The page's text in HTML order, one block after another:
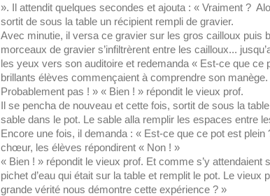
». Il attendit quelques secondes et ajouta : « Vraiment ?
sortit de sous la table un récipient rempli de gravier.
Avec minutie, il versa ce gravier sur les gros cailloux puis
morceaux de gravier s’infiltrèrent entre les cailloux...
les yeux vers son auditoire et redemanda « Est-ce que ce
brillants élèves commençaient à comprendre son manège.
Probablement pas ! » « Bien ! » répondit le vieux prof.
Il se pencha de nouveau et cette fois, sortit de sous la
sable dans le pot. Le sable alla remplir les espaces entre
Encore une fois, il demanda : « Est-ce que ce pot est
chœur, les élèves répondirent « Non ! »
« Bien ! » répondit le vieux prof. Et comme s’y attendaient
pichet d’eau qui était sur la table et remplit le pot. Le vieux
grande vérité nous démontre cette expérience ? »